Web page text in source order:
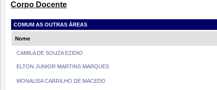
Corpo Docente
COMUM AS OUTRAS ÁREAS
Nome
CAMILA DE SOUZA EZIDIO
ELTON JUNIOR MARTINS MARQUES
MONALISA CARRILHO DE MACEDO